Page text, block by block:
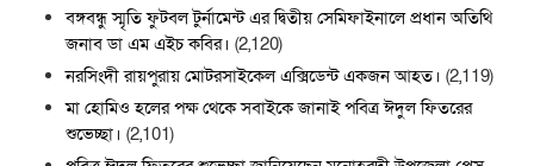
বঙ্গবন্ধু স্মৃতি ফুটবল টুর্নামেন্ট এর দ্বিতীয় সেমিফাইনালে প্রধান অতিথি
জনাব ডা এম এইচ কবির। (2,120)
নরসিংদী রায়পুরায় মোটরসাইকেল এক্সিডেন্ট একজন আহত। (2,119)
মা হোমিও হলের পক্ষ থেকে সবাইকে জানাই পবিত্র ঈদুল ফিতরের
শুভেচ্ছা। (2,101)